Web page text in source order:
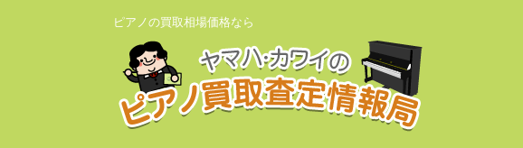
ピアノの買取相場価格なら